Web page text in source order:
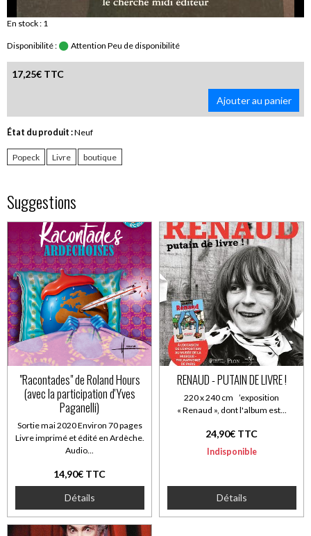
En stock : 1
Disponibilité : Attention Peu de disponibilité
17,25€ TTC
Ajouter au panier
État du produit :Neuf
Popeck Livre boutique
Suggestions
"Racontades" de Roland Hours
(avec la participation d'Yves
Paganelli)
Sortie mai 2020 Environ 70 pages
Livre imprimé et édité en Ardèche.
Audio...
14,90€ TTC
Détails
RENAUD - PUTAIN DE LIVRE !
220 x 240 cm ’exposition
« Renaud », dont l'album est...
24,90€ TTC
Indisponible
Détails